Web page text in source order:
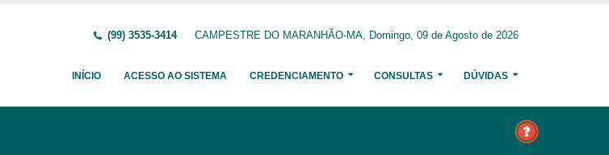
(99) 3535-3414 CAMPESTRE DO MARANHÃO-MA, Domingo, 09 de Agosto de 2026
INÍCIO ACESSO AO SISTEMA CREDENCIAMENTO CONSULTAS DÚVIDAS